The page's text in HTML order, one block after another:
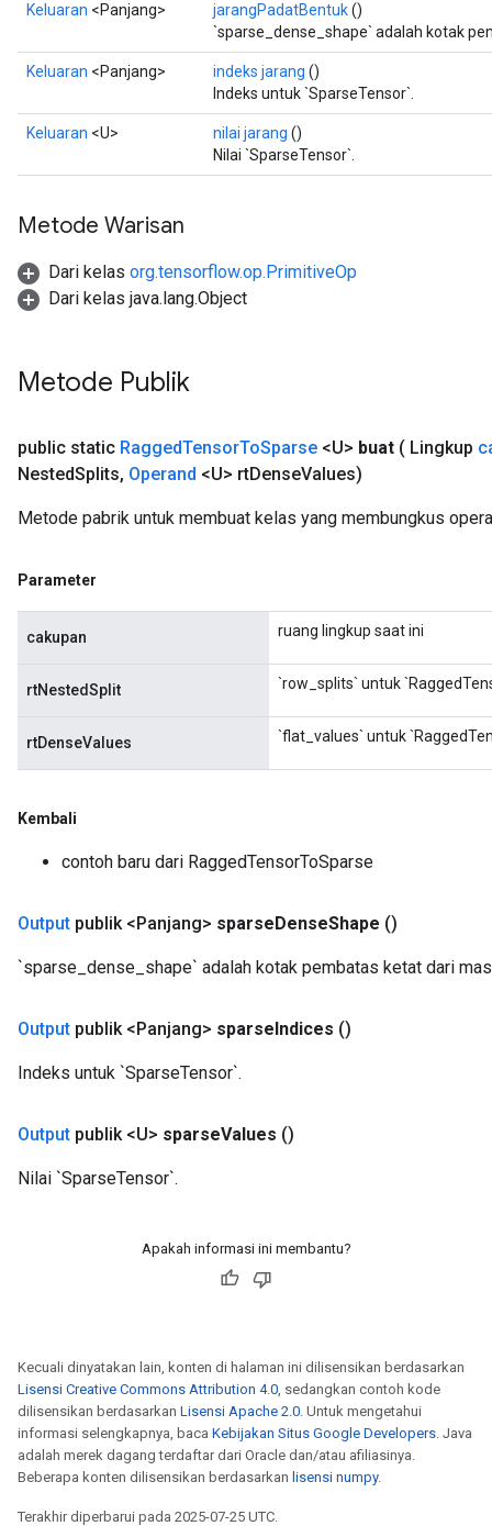
Keluaran <Panjang> jarangPadatBentuk()
`sparse_dense_shape` adalah kotak
Keluaran <Panjang> indeks jarang ()
Indeks untuk `SparseTensor`.
Keluaran <U> nilai jarang ()
Nilai `SparseTensor`.
Metode Warisan
Dari kelas org.tensorflow.op.PrimitiveOp
Dari kelas java.lang.Object
Metode Publik
public static RaggedTensorToSparse <U> buat ( Lingkup
NestedSplits, Operand <U> rtDenseValues)
Metode pabrik untuk membuat kelas yang membungkus
Parameter
cakupan ruang lingkup saat ini
rtNestedSplit `row_splits` untuk
rtDenseValues `flat_values` untuk
Kembali
contoh baru dari RaggedTensorToSparse
Output publik <Panjang> sparseDenseShape ()
`sparse_dense_shape` adalah kotak pembatas ketat dari
Output publik <Panjang> sparseIndices ()
Indeks untuk `SparseTensor`.
Output publik <U> sparseValues ​​()
Nilai `SparseTensor`.
Apakah informasi ini membantu?
Kecuali dinyatakan lain, konten di halaman ini dilisensikan berdasarkan
Lisensi Creative Commons Attribution 4.0, sedangkan contoh kode
dilisensikan berdasarkan Lisensi Apache 2.0. Untuk mengetahui
informasi selengkapnya, baca Kebijakan Situs Google Developers. Java
adalah merek dagang terdaftar dari Oracle dan/atau afiliasinya.
Beberapa konten dilisensikan berdasarkan lisensi numpy.
Terakhir diperbarui pada 2025-07-25 UTC.